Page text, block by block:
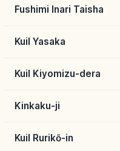
Fushimi Inari Taisha
Kuil Yasaka
Kuil Kiyomizu-dera
Kinkaku-ji
Kuil Rurikō-in